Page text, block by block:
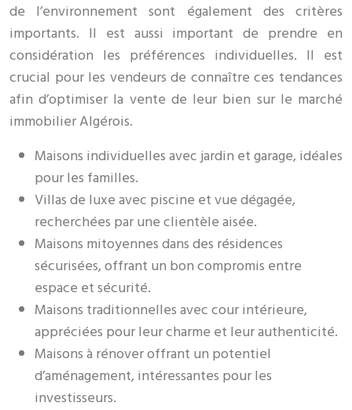
de l’environnement sont également des critères
importants. Il est aussi important de prendre en
considération les préférences individuelles. Il est
crucial pour les vendeurs de connaître ces tendances
afin d’optimiser la vente de leur bien sur le marché
immobilier Algérois.
Maisons individuelles avec jardin et garage, idéales
pour les familles.
Villas de luxe avec piscine et vue dégagée,
recherchées par une clientèle aisée.
Maisons mitoyennes dans des résidences
sécurisées, offrant un bon compromis entre
espace et sécurité.
Maisons traditionnelles avec cour intérieure,
appréciées pour leur charme et leur authenticité.
Maisons à rénover offrant un potentiel
d’aménagement, intéressantes pour les
investisseurs.